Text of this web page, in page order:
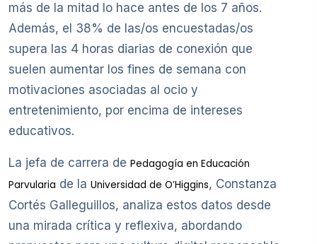
más de la mitad lo hace antes de los 7 años.
Además, el 38% de las/os encuestadas/os
supera las 4 horas diarias de conexión que
suelen aumentar los fines de semana con
motivaciones asociadas al ocio y
entretenimiento, por encima de intereses
educativos.
La jefa de carrera de Pedagogía en Educación
Parvularia de la Universidad de O’Higgins, Constanza
Cortés Galleguillos, analiza estos datos desde
una mirada crítica y reflexiva, abordando